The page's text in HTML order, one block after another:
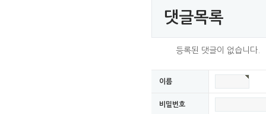
댓글목록
등록된 댓글이 없습니다.
이름
비밀번호